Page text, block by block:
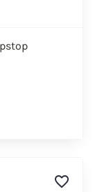
favorite_border